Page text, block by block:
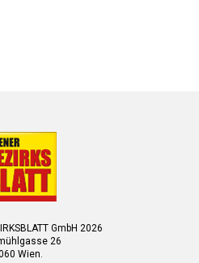
GmbH 2026
26
Wien.